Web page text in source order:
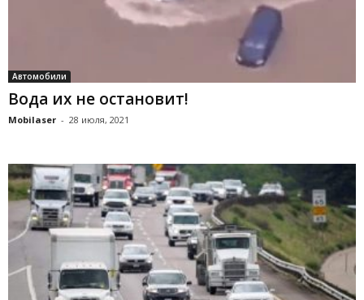
Автомобили
Вода их не остановит!
Mobilaser - 28 июля, 2021